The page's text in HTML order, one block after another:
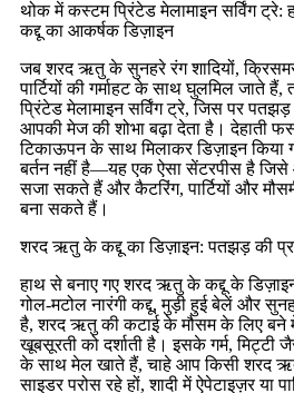
थोक में कस्टम प्रिंटेड मेलामाइन सर्विंग
कद्दू का आकर्षक डिज़ाइन
जब शरद ऋतु के सुनहरे रंग शादियों,
पार्टियों की गर्माहट के साथ घुलमिल जाते
प्रिंटेड मेलामाइन सर्विंग ट्रे, जिस पर पतझड़
आपकी मेज की शोभा बढ़ा देता है। देहाती
टिकाऊपन के साथ मिलाकर डिज़ाइन किया
बर्तन नहीं है—यह एक ऐसा सेंटरपीस है
सजा सकते हैं और कैटरिंग, पार्टियों और
बना सकते हैं।
शरद ऋतु के कद्दू का डिज़ाइन: पतझड़ की
हाथ से बनाए गए शरद ऋतु के कद्दू के
गोल-मटोल नारंगी कद्दू, मुड़ी हुई बेलें और
है, शरद ऋतु की कटाई के मौसम के लिए बने
खूबसूरती को दर्शाती है। इसके गर्म, मिट्टी
के साथ मेल खाते हैं, चाहे आप किसी शरद ऋतु
साइडर परोस रहे हों, शादी में ऐपेटाइज़र या